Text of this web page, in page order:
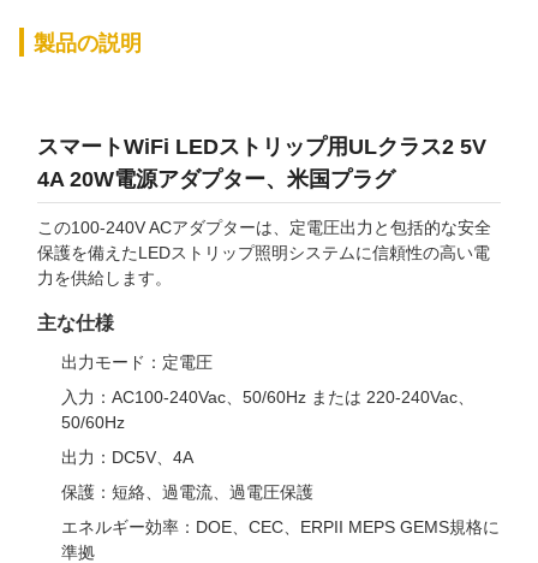
製品の説明
スマートWiFi LEDストリップ用ULクラス2 5V
4A 20W電源アダプター、米国プラグ
この100-240V ACアダプターは、定電圧出力と包括的な安全
保護を備えたLEDストリップ照明システムに信頼性の高い電
力を供給します。
主な仕様
出力モード：定電圧
入力：AC100-240Vac、50/60Hz または 220-240Vac、
50/60Hz
出力：DC5V、4A
保護：短絡、過電流、過電圧保護
エネルギー効率：DOE、CEC、ERPII MEPS GEMS規格に
準拠